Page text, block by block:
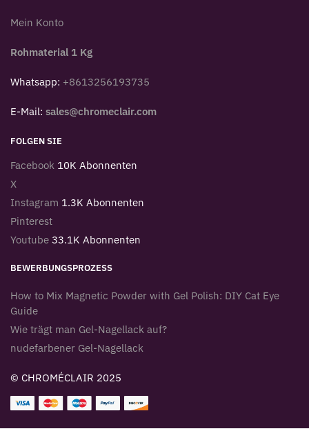
Mein Konto
Rohmaterial 1 Kg
Whatsapp: +8613256193735
E-Mail: sales@chromeclair.com
FOLGEN SIE
Facebook 10K Abonnenten
X
Instagram 1.3K Abonnenten
Pinterest
Youtube 33.1K Abonnenten
BEWERBUNGSPROZESS
How to Mix Magnetic Powder with Gel Polish: DIY Cat Eye
Guide
Wie trägt man Gel-Nagellack auf?
nudefarbener Gel-Nagellack
© CHROMÉCLAIR 2025